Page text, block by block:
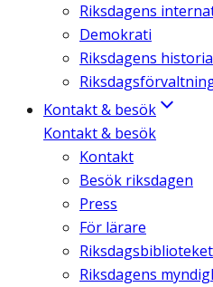
Riksdagens
Demokrati
Riksdagens historia
Kontakt & besök
Kontakt & besök
Kontakt
Besök riksdagen
Press
För lärare
Riksdagsbiblioteket
Riksdagens